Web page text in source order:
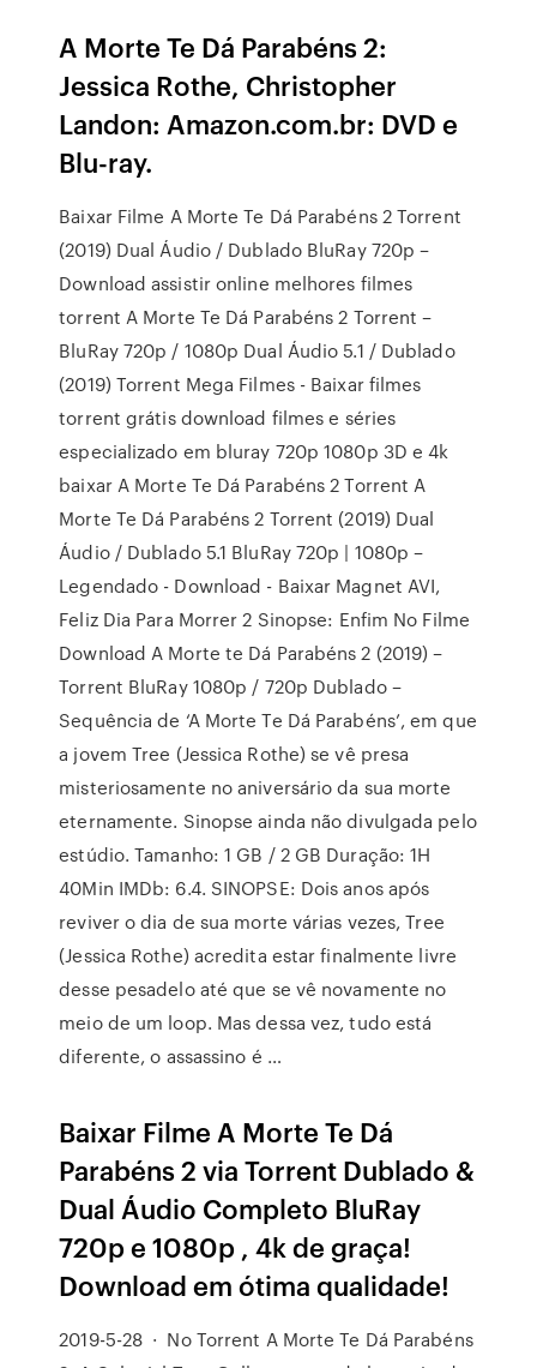
A Morte Te Dá Parabéns 2:
Jessica Rothe, Christopher
Landon: Amazon.com.br: DVD e
Blu-ray.
Baixar Filme A Morte Te Dá Parabéns 2 Torrent
(2019) Dual Áudio / Dublado BluRay 720p –
Download assistir online melhores filmes
torrent A Morte Te Dá Parabéns 2 Torrent –
BluRay 720p / 1080p Dual Áudio 5.1 / Dublado
(2019) Torrent Mega Filmes - Baixar filmes
torrent grátis download filmes e séries
especializado em bluray 720p 1080p 3D e 4k
baixar A Morte Te Dá Parabéns 2 Torrent A
Morte Te Dá Parabéns 2 Torrent (2019) Dual
Áudio / Dublado 5.1 BluRay 720p | 1080p –
Legendado - Download - Baixar Magnet AVI,
Feliz Dia Para Morrer 2 Sinopse: Enfim No Filme
Download A Morte te Dá Parabéns 2 (2019) –
Torrent BluRay 1080p / 720p Dublado –
Sequência de ‘A Morte Te Dá Parabéns’, em que
a jovem Tree (Jessica Rothe) se vê presa
misteriosamente no aniversário da sua morte
eternamente. Sinopse ainda não divulgada pelo
estúdio. Tamanho: 1 GB / 2 GB Duração: 1H
40Min IMDb: 6.4. SINOPSE: Dois anos após
reviver o dia de sua morte várias vezes, Tree
(Jessica Rothe) acredita estar finalmente livre
desse pesadelo até que se vê novamente no
meio de um loop. Mas dessa vez, tudo está
diferente, o assassino é …
Baixar Filme A Morte Te Dá
Parabéns 2 via Torrent Dublado &
Dual Áudio Completo BluRay
720p e 1080p , 4k de graça!
Download em ótima qualidade!
2019-5-28 · No Torrent A Morte Te Dá Parabéns